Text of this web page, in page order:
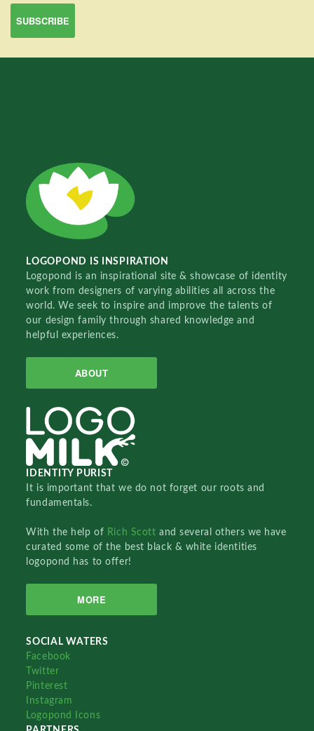
LOGOPOND IS INSPIRATION
Logopond is an inspirational site & showcase of identity
work from designers of varying abilities all across the
world. We seek to inspire and improve the talents of
our design family through shared knowledge and
helpful experiences.
ABOUT
IDENTITY PURIST
It is important that we do not forget our roots and
fundamentals.
With the help of Rich Scottand several others we have
curated some of the best black & white identities
logopond has to offer!
MORE
SOCIAL WATERS
Facebook
Twitter
Pinterest
Instagram
Logopond Icons